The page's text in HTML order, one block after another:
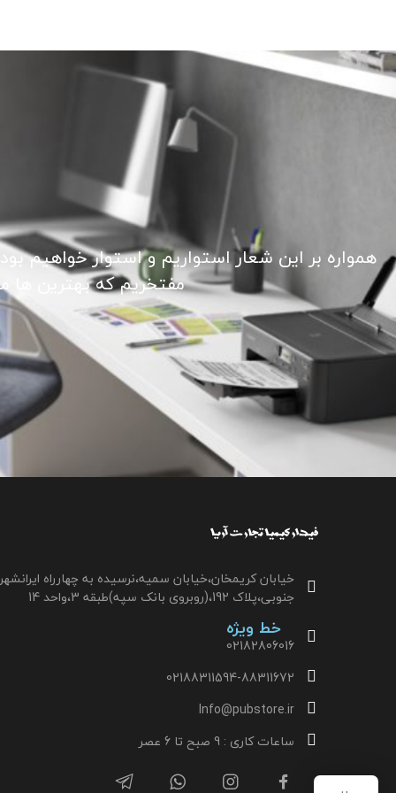
همواره بر این شعار استواریم و استوار خواهیم
مفتخریم که بهترین ها ما
خیابان کریمخان،خیابان سمیه،نرسیده به چهارراه ایرانشهر
جنوبی،پلاک 192،(روبروی بانک سپه)طبقه 3،واحد 14
خط ویژه
02182806016
02188311594-88311672
Info@pubstore.ir
ساعات کاری : 9 صبح تا 6 عصر